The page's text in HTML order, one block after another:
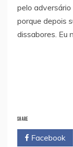
pelo
porque depois
dissabores. Eu
SHARE
Facebook